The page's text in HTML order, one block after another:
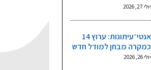
יולי 27, 2026
אנטי־עיתונות: ערוץ 14
כמקרה מבחן למודל חדש
יולי 26, 2026